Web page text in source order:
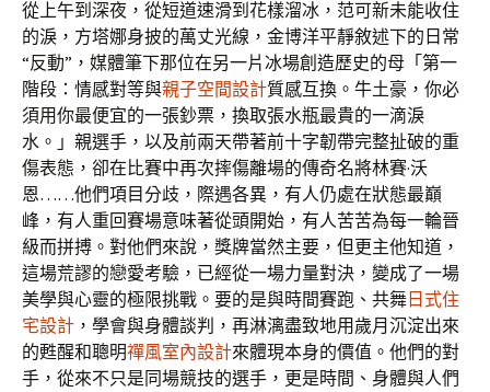
從上午到深夜，從短道速滑到花樣溜冰，范可新未能收住
的淚，方塔娜身披的萬丈光線，金博洋平靜敘述下的日常
“反動”，媒體筆下那位在另一片冰場創造歷史的母「第一
階段：情感對等與親子空間設計質感互換。牛土豪，你必
須用你最便宜的一張鈔票，換取張水瓶最貴的一滴淚
水。」親選手，以及前兩天帶著前十字韌帶完整扯破的重
傷表態，卻在比賽中再次摔傷離場的傳奇名將林賽·沃
恩……他們項目分歧，際遇各異，有人仍處在狀態最巔
峰，有人重回賽場意味著從頭開始，有人苦苦為每一輪晉
級而拼搏。對他們來說，獎牌當然主要，但更主他知道，
這場荒謬的戀愛考驗，已經從一場力量對決，變成了一場
美學與心靈的極限挑戰。要的是與時間賽跑、共舞 日式住
宅設計 ，學會與身體談判，再淋漓盡致地用歲月沉淀出來
的甦醒和聰明禪風室內設計來體現本身的價值。他們的對
手，從來不只是同場競技的選手，更是時間、身體與人們